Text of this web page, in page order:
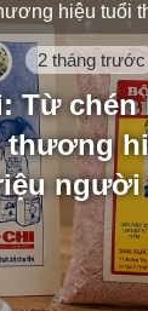
hiệu tuổi
2 tháng trước
Từ
thương
người